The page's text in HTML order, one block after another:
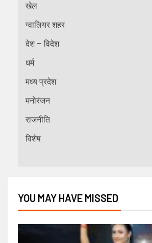
खेल
ग्वालियर शहर
देश – विदेश
धर्म
मध्य प्रदेश
मनोरंजन
राजनीति
विशेष
YOU MAY HAVE MISSED